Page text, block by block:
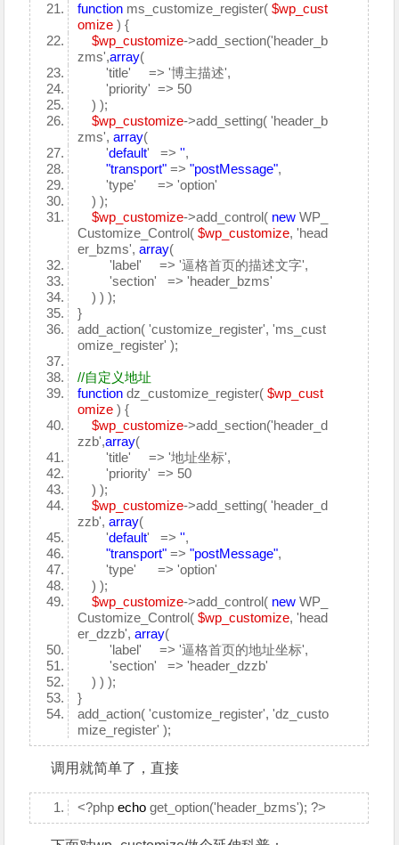
function ms_customize_register($wp_cust
omize ) {
$wp_customize->add_section('header_b
zms',array(
'title' => '博主描述',
'priority' => 50
) );
$wp_customize->add_setting( 'header_b
zms',array(
'default' =>'',
"transport" =>"postMessage",
'type' => 'option'
) );
$wp_customize->add_control( new WP_
Customize_Control($wp_customize, 'head
er_bzms',array(
'label' => '逼格首页的描述文字',
'section' => 'header_bzms'
) ) );
}
add_action( 'customize_register', 'ms_cust
omize_register' );
//自定义地址
function dz_customize_register($wp_cust
omize ) {
$wp_customize->add_section('header_d
zzb',array(
'title' => '地址坐标',
'priority' => 50
) );
$wp_customize->add_setting( 'header_d
zzb',array(
'default' =>'',
"transport" =>"postMessage",
'type' => 'option'
) );
$wp_customize->add_control( new WP_
Customize_Control($wp_customize, 'head
er_dzzb',array(
'label' => '逼格首页的地址坐标',
'section' => 'header_dzzb'
) ) );
}
add_action( 'customize_register', 'dz_custo
mize_register' );
调用就简单了，直接
<?phpecho get_option('header_bzms'); ?>